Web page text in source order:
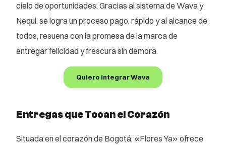
cielo de oportunidades. Gracias al sistema de Wava y
Nequi, se logra un proceso pago, rápido y al alcance de
todos, resuena con la promesa de la marca de
entregar felicidad y frescura sin demora.
Quiero integrar Wava
Entregas que Tocan el Corazón
Situada en el corazón de Bogotá, «Flores Ya» ofrece